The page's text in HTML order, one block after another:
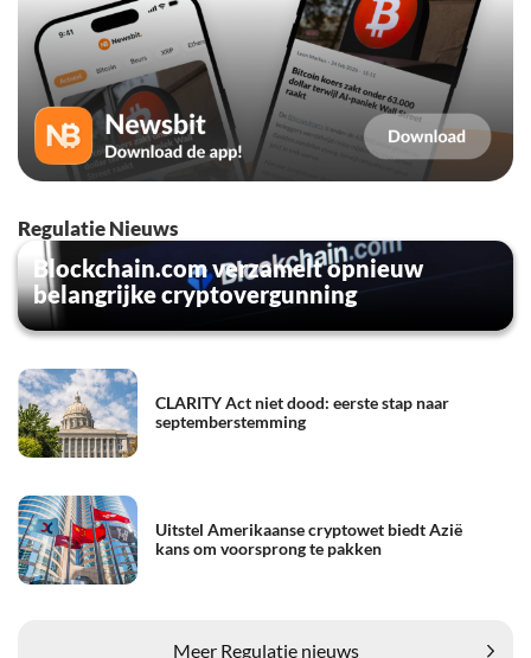
Regulatie Nieuws
Blockchain.com verzamelt opnieuw
belangrijke cryptovergunning
CLARITY Act niet dood: eerste stap naar
septemberstemming
Uitstel Amerikaanse cryptowet biedt Azië
kans om voorsprong te pakken
Meer Regulatie nieuws